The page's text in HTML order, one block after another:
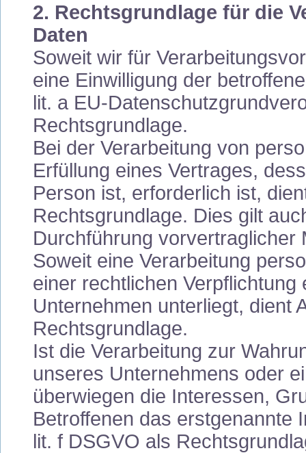
2. Rechtsgrundlage für die
Daten
Soweit wir für
eine Einwilligung der
lit. a EU-
Rechtsgrundlage.
Bei der Verarbeitung von
Erfüllung eines Vertrages,
Person ist, erforderlich ist,
Rechtsgrundlage. Dies gilt
Durchführung
Soweit eine Verarbeitung
einer rechtlichen
Unternehmen unterliegt, dient
Rechtsgrundlage.
Ist die Verarbeitung zur
unseres Unternehmens oder
überwiegen die Interessen,
Betroffenen das erstgenannte
lit. f DSGVO als